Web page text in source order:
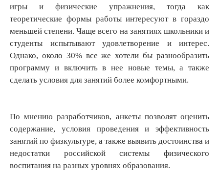
игры и физические упражнения, тогда как
теоретические формы работы интересуют в гораздо
меньшей степени. Чаще всего на занятиях школьники и
студенты испытывают удовлетворение и интерес.
Однако, около 30% все же хотели бы разнообразить
программу и включить в нее новые темы, а также
сделать условия для занятий более комфортными.
По мнению разработчиков, анкеты позволят оценить
содержание, условия проведения и эффективность
занятий по физкультуре, а также выявить достоинства и
недостатки российской системы физического
воспитания на разных уровнях образования.